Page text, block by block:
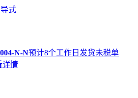
式
N-N预计8个工作日发货未税单
详情